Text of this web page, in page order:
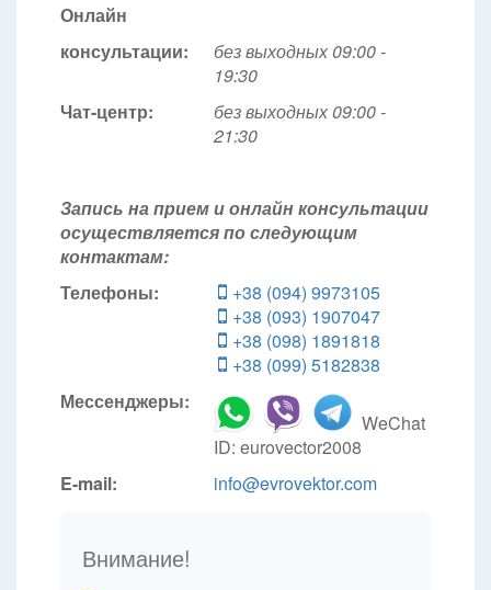
Онлайн
консультации:
без выходных 09:00 -
19:30
Чат-центр:
без выходных 09:00 -
21:30
Запись на прием и онлайн консультации
осуществляется по следующим
контактам:
Телефоны:
+38 (094) 9973105
+38 (093) 1907047
+38 (098) 1891818
+38 (099) 5182838
Мессенджеры:
WeChat
ID: eurovector2008
E-mail:
info@evrovektor.com
Внимание!